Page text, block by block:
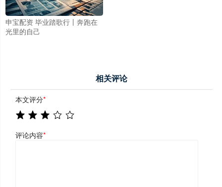
申宝配资 毕业踏歌行丨奔跑在
光里的自己
相关评论
本文评分*
评论内容*